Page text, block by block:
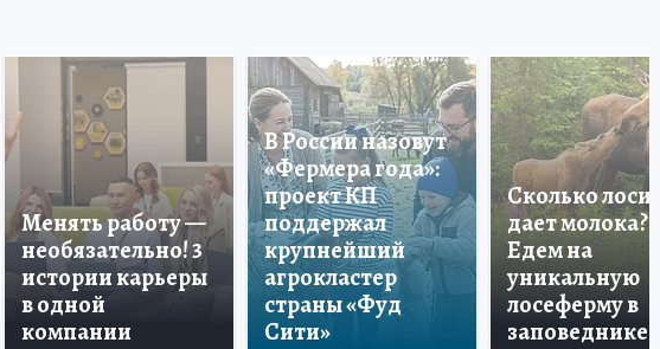
Менять работу —
необязательно! 3
истории карьеры
в одной
компании
В России назовут
«Фермера года»:
проект КП
поддержал
крупнейший
агрокластер
страны «Фуд
Сити»
Сколько лосиха
дает молока?
Едем на
уникальную
лосеферму в
заповеднике!